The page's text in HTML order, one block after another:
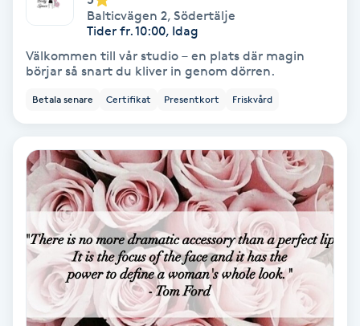
Färgning
Föning
Gelenaglar
Gellack
Gellack med förstärkning
Gravidmassage
Balticvägen 2, Södertälje
Tider fr. 10:00, Idag
Välkommen till vår studio – en plats där magin
börjar så snart du kliver in genom dörren.
Betala senare Certifikat Presentkort Friskvård